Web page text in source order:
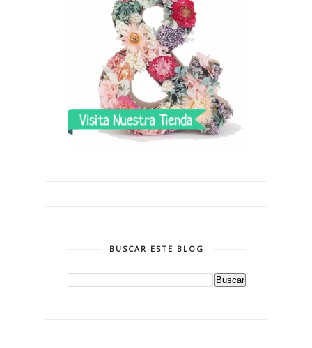
BUSCAR ESTE BLOG